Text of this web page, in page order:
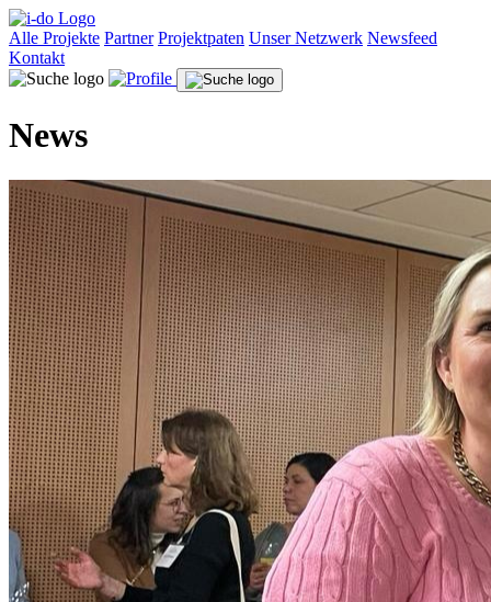
Alle Projekte Partner Projektpaten Unser Netzwerk Newsfeed
Kontakt
News